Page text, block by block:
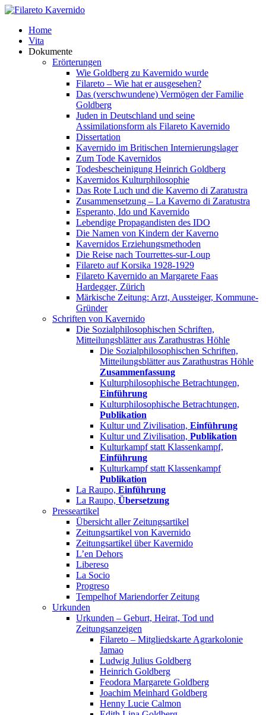
Home
Vita
Dokumente
Erörterungen
Wie Goldberg zu Kavernido wurde
Filareto – Wie hat er ausgesehen?
Das (verschwundene) Vermögen der Familie
Goldberg
Juden in Deutschland und seine
Assimilationsform als Filareto Kavernido
Dissertation
Kavernido im Britischen Internierungslager
Zum Tode Kavernidos
Todesbescheinigung Heinrich Goldberg
Kavernidos Kulturphilosophie
Das Rote Luch und die Kaverno di Zaratustra
Zusammensetzung – La Kaverno di Zaratustra
Esperanto, Ido und Kavernido
Lebendige Propagandisten des IDO
Die Namen von Kindern der Kaverno
Kavernidos Erziehungsmethoden
Die Reise nach Tourrettes-sur-Loup
Filareto auf Korsika 1928-1929
Filareto Kavernido an Margarete Faas
Hardegger, Zürich
Märkische Zeitung: Arzt, Aussteiger, Kommune-
Gründer
Schriften von Kavernido
Die Sozialphilosophischen Schriften,
Mitteilungsblätter aus Zarathustras Höhle
Die Sozialphilosophischen Schriften,
Mitteilungsblätter aus Zarathustras Höhle
Zusammenfassung
Kulturphilosophische Betrachtungen,
Einführung
Kulturphilosophische Betrachtungen,
Publikation
Kultur und Zivilisation, Einführung
Kultur und Zivilisation, Publikation
Kulturkampf statt Klassenkampf,
Einführung
Kulturkampf statt Klassenkampf
Publikation
La Raupo, Einführung
La Raupo, Übersetzung
Presseartikel
Übersicht aller Zeitungsartikel
Zeitungsartikel von Kavernido
Zeitungsartikel über Kavernido
L’en Dehors
Libereso
La Socio
Progreso
Tempelhof Mariendorfer Zeitung
Urkunden
Urkunden – Geburt, Heirat, Tod und
Zeitungsanzeigen
Filareto – Mitgliedskarte Agrarkolonie
Jamao
Ludwig Julius Goldberg
Heinrich Goldberg
Feodora Margarete Goldberg
Joachim Meinhard Goldberg
Henny Lucie Calmon